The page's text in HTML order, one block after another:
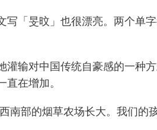
写「旻旼」也很漂亮。两个单
灌输对中国传统自豪感的一种
在增加。
南部的烟草农场长大。我们的